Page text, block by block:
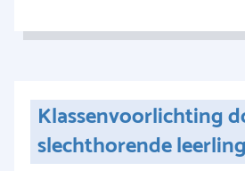
Klassenvoorlichting
slechthorende